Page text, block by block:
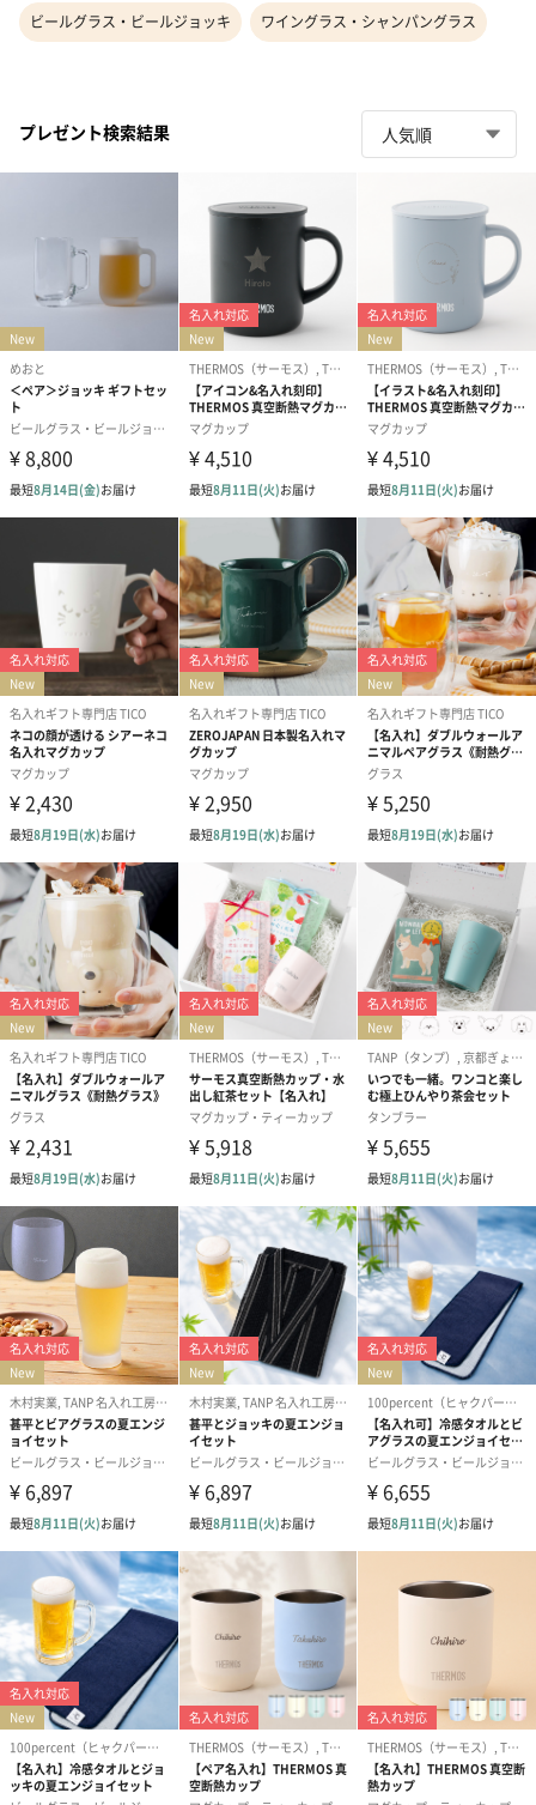
ビールグラス・ビールジョッキ ワイングラス・シャンパングラス
プレゼント検索結果